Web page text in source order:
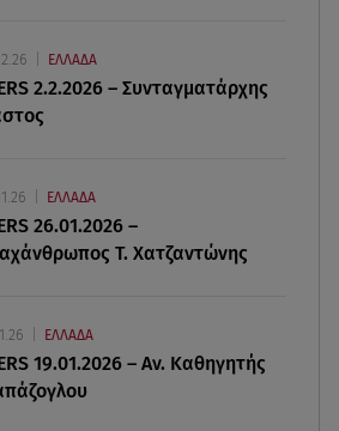
Κορίνθου: Μήνυμα από το 112
μέσα
ΕΛΛΑΔΑ
2.2.2026 – Συνταγματάρχης
ΕΛΛΑΔΑ
26.01.2026 –
Τ. Χατζαντώνης
ΕΛΛΑΔΑ
19.01.2026 – Αν. Καθηγητής